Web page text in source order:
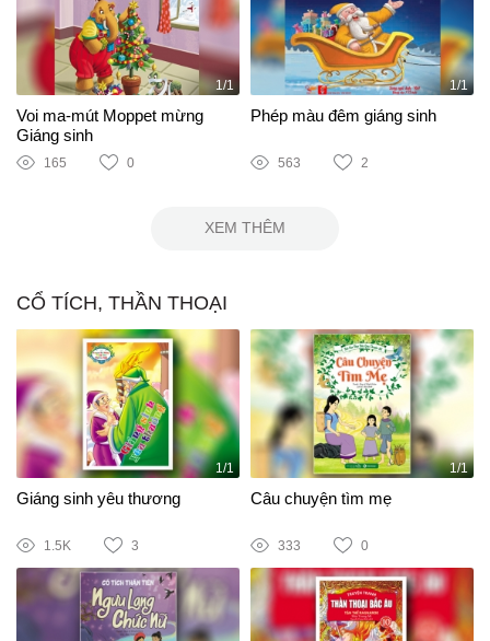
1/1
Voi ma-mút Moppet mừng
Giáng sinh
165 0
1/1
Phép màu đêm giáng sinh
563 2
XEM THÊM
CỔ TÍCH, THẦN THOẠI
1/1
Giáng sinh yêu thương
1.5K 3
1/1
Câu chuyện tìm mẹ
333 0